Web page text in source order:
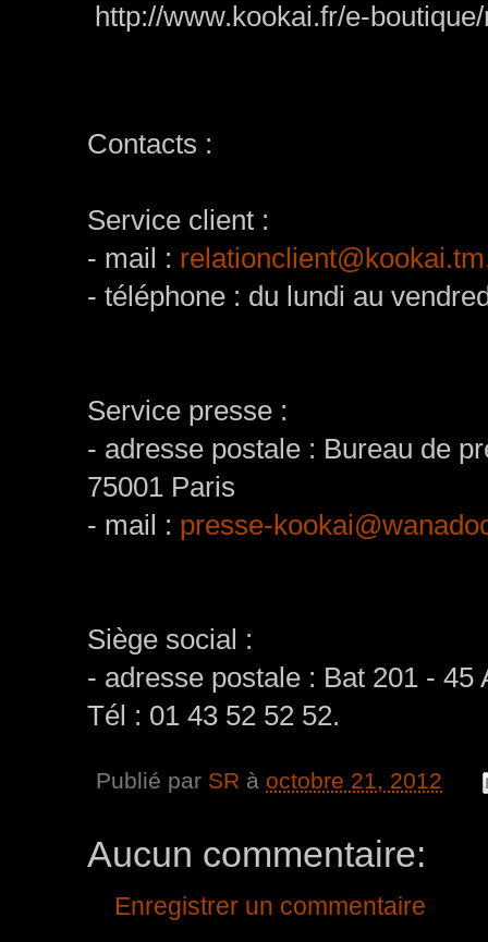
http://www.kookai.fr/e-
Contacts :
Service client :
- mail :
- téléphone : du lundi au
Service presse :
- adresse postale : Bureau de
75001 Paris
- mail : presse-
Siège social :
- adresse postale : Bat 201 -
Tél : 01 43 52 52 52.
Publié par SR à octobre 21, 2012
Aucun commentaire:
Enregistrer un commentaire